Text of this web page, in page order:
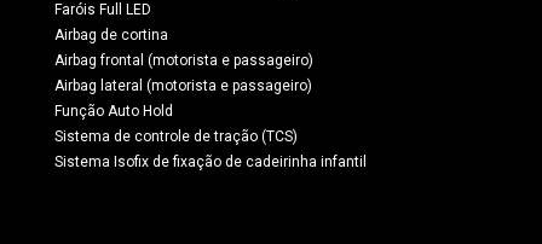
Faróis Full LED
Airbag de cortina
Airbag frontal (motorista e passageiro)
Airbag lateral (motorista e passageiro)
Função Auto Hold
Sistema de controle de tração (TCS)
Sistema Isofix de fixação de cadeirinha infantil